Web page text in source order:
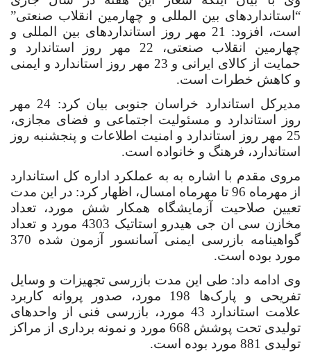
“استانداردهای بین المللی و چهارمین انقلاب صنعتی”
است، افزود: 21 مهر روز استانداردهای بین المللی و
چهارمین انقلاب صنعتی، 22 مهر روز استاندارد و
حمایت از کالای ایرانی و 23 مهر روز استاندارد و ایمنی
و کاهش خطرات است.
مدیرکل استاندارد خراسان جنوبی بیان کرد: 24 مهر
روز استاندارد و مسئولیت اجتماعی و فضای مجازی،
25 مهر روز استاندارد و امنیت اطلاعات و پنجشنبه روز
استاندارد، فرهنگ و خانواده است.
مروی مقدم با اشاره به به عملکرد اداره کل استاندارد
از مهرماه 96 تا مهرماه امسال، اظهار کرد: در این مدت
تعیین صلاحیت آزمایشگاه همکار شش مورد، تعداد
مخازن سی ان جی هیدرو استاتیک 4303 مورد و تعداد
گواهینامه بازرسی ایمنی آسانسور آزمون شده 370
مورد بوده است.
وی ادامه داد: طی این مدت بازرسی تجهیزات و وسایل
تفریحی و پارک‌ها 198 مورد، صدور پروانه کاربرد
علامت استاندارد 43 مورد، بازرسی فنی از واحد‌های
تولیدی تحت پوشش 668 مورد و نمونه برداری از مراکز
تولیدی 881 مورد بوده است.